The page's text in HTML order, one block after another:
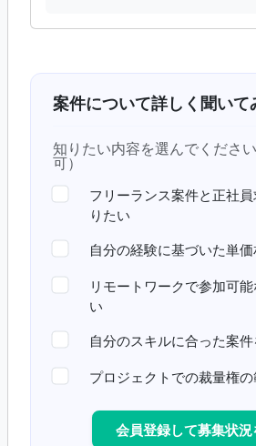
案件について詳しく聞いて
知りたい内容を選んでくださ
可）
フリーランス案件と正社
りたい
自分の経験に基づいた単
リモートワークで参加可
い
自分のスキルに合った案
プロジェクトでの裁量権
会員登録して募集状況